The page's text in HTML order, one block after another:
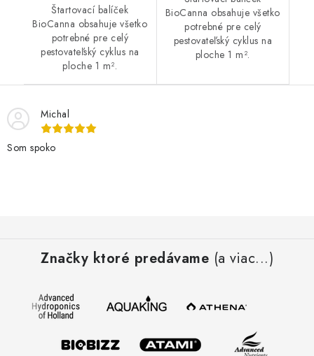
Štartovací balíček
BioCanna obsahuje všetko
potrebné pre celý
pestovateľský cyklus na
ploche 1 m².
BioCanna obsahuje všetko
potrebné pre celý
pestovateľský cyklus na
ploche 1 m².
Michal
Som spoko
Značky ktoré predávame (a viac...)